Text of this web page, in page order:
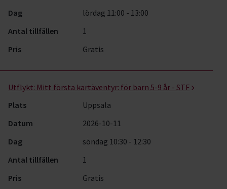
Dag
lördag 11:00 - 13:00
Antal tillfällen
1
Pris
Gratis
Utflykt: Mitt första kartäventyr: för barn 5-9 år - STF
Plats
Uppsala
Datum
2026-10-11
Dag
söndag 10:30 - 12:30
Antal tillfällen
1
Pris
Gratis